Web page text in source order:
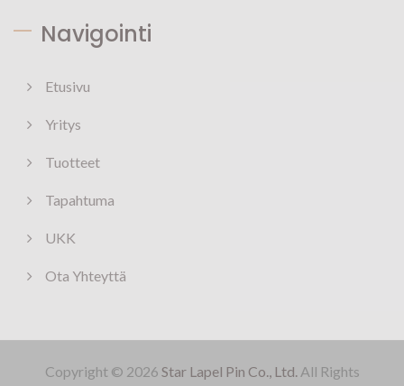
Navigointi
Etusivu
Yritys
Tuotteet
Tapahtuma
UKK
Ota Yhteyttä
Copyright © 2026 Star Lapel Pin Co., Ltd.All Rights